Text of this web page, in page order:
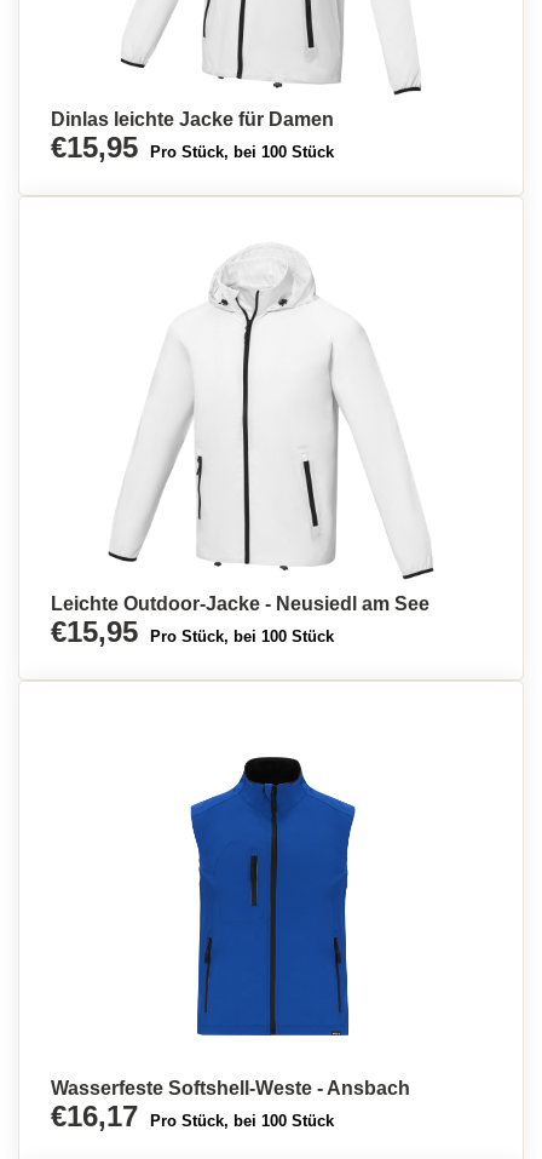
Dinlas leichte Jacke für Damen
€15,95 Pro Stück, bei 100 Stück
Leichte Outdoor-Jacke - Neusiedl am See
€15,95 Pro Stück, bei 100 Stück
Wasserfeste Softshell-Weste - Ansbach
€16,17 Pro Stück, bei 100 Stück